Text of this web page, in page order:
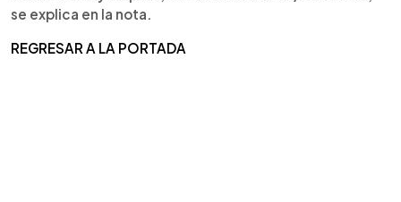
se explica en la nota.
REGRESAR A LA PORTADA